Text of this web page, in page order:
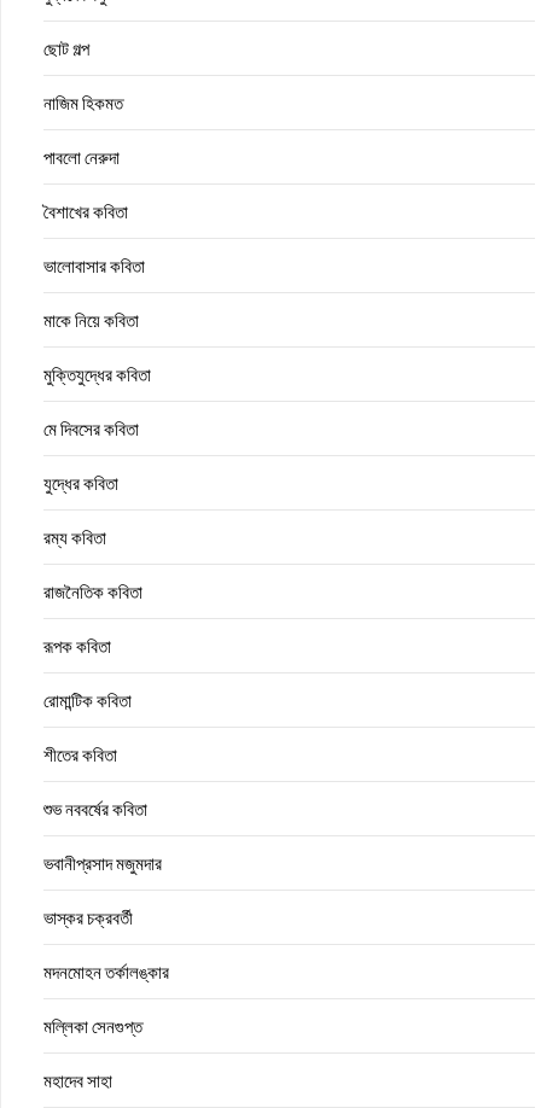
ছোট গল্প
নাজিম হিকমত
পাবলো নেরুদা
বৈশাখের কবিতা
ভালোবাসার কবিতা
মাকে নিয়ে কবিতা
মুক্তিযুদ্ধের কবিতা
মে দিবসের কবিতা
যুদ্ধের কবিতা
রম্য কবিতা
রাজনৈতিক কবিতা
রূপক কবিতা
রোমান্টিক কবিতা
শীতের কবিতা
শুভ নববর্ষের কবিতা
ভবানীপ্রসাদ মজুমদার
ভাস্কর চক্রবর্তী
মদনমোহন তর্কালঙ্কার
মল্লিকা সেনগুপ্ত
মহাদেব সাহা